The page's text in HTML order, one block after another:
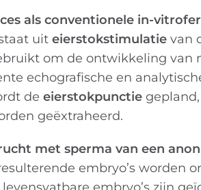
als conventionele in-
uit eierstokstimulatie van
om de ontwikkeling van
echografische en
de eierstokpunctie
geëxtraheerd.
met sperma van een
embryo’s worden